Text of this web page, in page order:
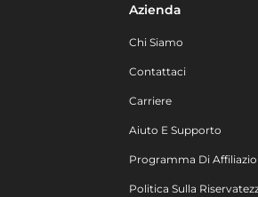
Azienda
Chi Siamo
Contattaci
Carriere
Aiuto E Supporto
Programma Di
Politica Sulla